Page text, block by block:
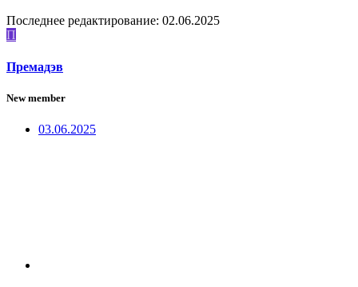
Последнее редактирование: 02.06.2025
П
Премадэв
New member
03.06.2025